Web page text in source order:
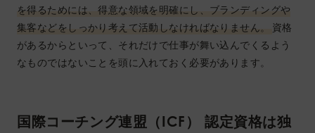
を得るためには、得意な領域を明確にし、ブランディングや
集客などをしっかり考えて活動しなければなりません。
資格
があるからといって、それだけで仕事が舞い込んでくるよう
なものではないことを頭に入れておく必要があります。
国際コーチング連盟（ICF） 認定資格は独